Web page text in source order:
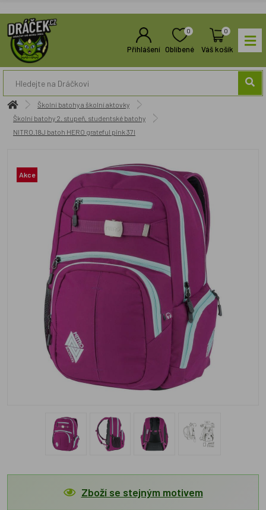
Přihlášení
0
Oblíbené
0
Váš košík
Školní batohy a školní aktovky
Školní batohy 2. stupeň, studentské batohy
NITRO.18J batoh HERO grateful pink 37l
Akce
Zboží se stejným motivem